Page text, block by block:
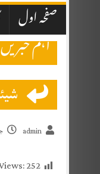
صفحہ اول
اہم خبریں
پشاور پریس
مکہ مشترکہ
پاکستان،
صحافتی
admin
252